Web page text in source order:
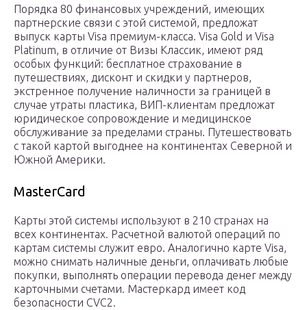
Порядка 80 финансовых учреждений, имеющих
партнерские связи с этой системой, предложат
выпуск карты Visa премиум-класса. Visa Gold и Visa
Platinum, в отличие от Визы Классик, имеют ряд
особых функций: бесплатное страхование в
путешествиях, дисконт и скидки у партнеров,
экстренное получение наличности за границей в
случае утраты пластика, ВИП-клиентам предложат
юридическое сопровождение и медицинское
обслуживание за пределами страны. Путешествовать
с такой картой выгоднее на континентах Северной и
Южной Америки.
MasterCard
Карты этой системы используют в 210 странах на
всех континентах. Расчетной валютой операций по
картам системы служит евро. Аналогично карте Visa,
можно снимать наличные деньги, оплачивать любые
покупки, выполнять операции перевода денег между
карточными счетами. Мастеркард имеет код
безопасности CVС2.